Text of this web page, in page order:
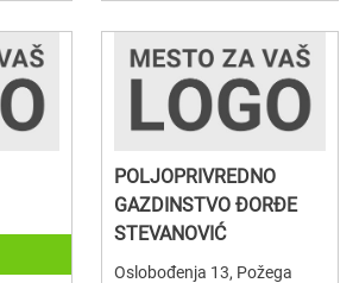
POLJOPRIVREDNO
GAZDINSTVO ĐORĐE
STEVANOVIĆ
Oslobođenja 13, Požega